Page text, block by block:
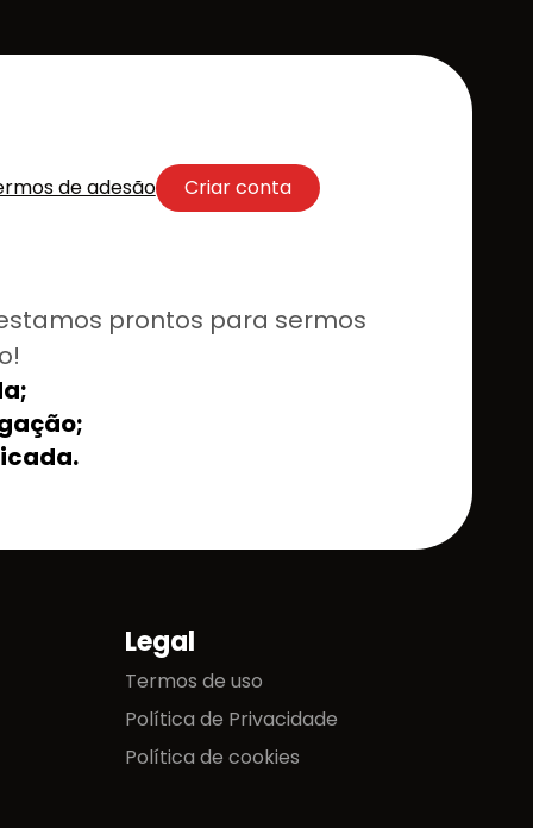
de adesão Criar conta
prontos para sermos
Legal
Termos de uso
Política de Privacidade
Política de cookies